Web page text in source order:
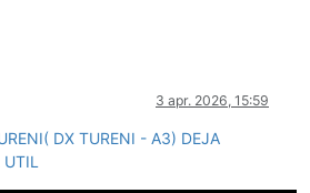
3 apr. 2026, 15:59
DX TURENI - A3) DEJA